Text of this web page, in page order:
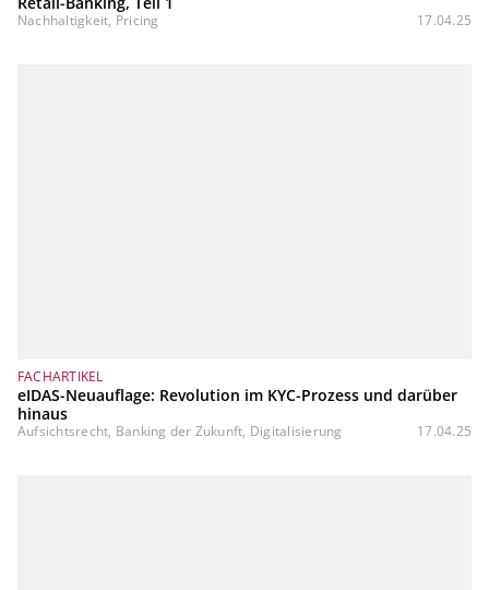
Nachhaltigkeit, Pricing 17.04.25
FACHARTIKEL
eIDAS-Neuauflage: Revolution im KYC-Prozess und darüber
hinaus
Aufsichtsrecht, Banking der Zukunft, Digitalisierung 17.04.25